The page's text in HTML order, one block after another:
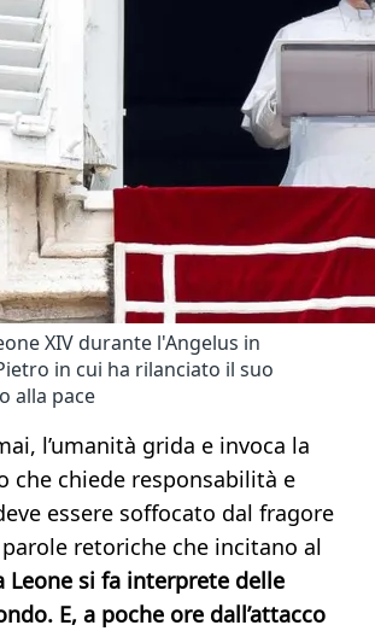
XIV durante l'Angelus in
in cui ha rilanciato il suo
alla pace
l’umanità grida e invoca la
che chiede responsabilità e
essere soffocato dal fragore
retoriche che incitano al
Leone si fa interprete delle
E, a poche ore dall’attacco